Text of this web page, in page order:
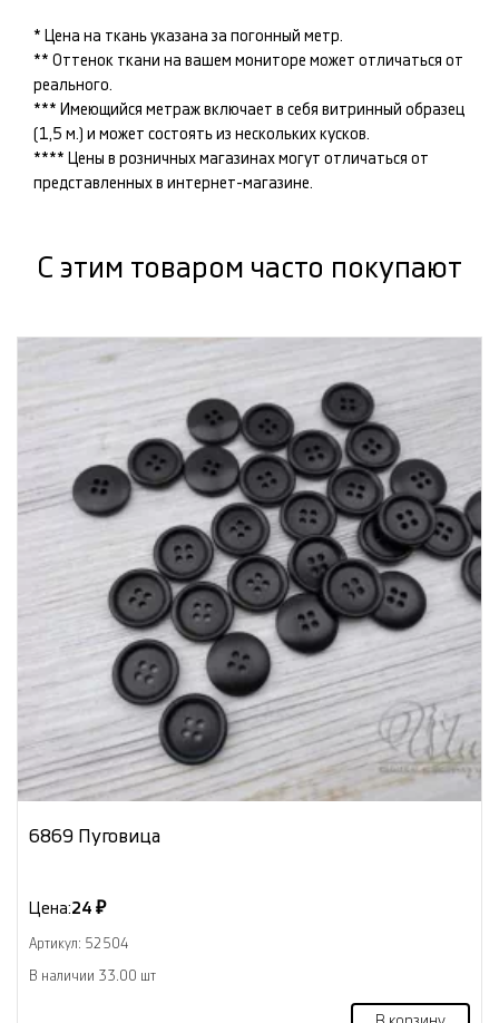
* Цена на ткань указана за погонный метр.
** Оттенок ткани на вашем мониторе может отличаться от
реального.
*** Имеющийся метраж включает в себя витринный образец
(1,5 м.) и может состоять из нескольких кусков.
**** Цены в розничных магазинах могут отличаться от
представленных в интернет-магазине.
С этим товаром часто покупают
6869 Пуговица
Цена:24 ₽
Артикул: 52504
В наличии 33.00 шт